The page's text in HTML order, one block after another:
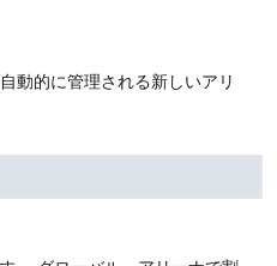
動的に管理される新しいアリ